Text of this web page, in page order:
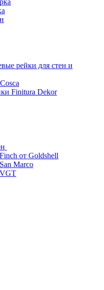
рейки для стен и
Finitura Dekor
от Goldshell
Marco